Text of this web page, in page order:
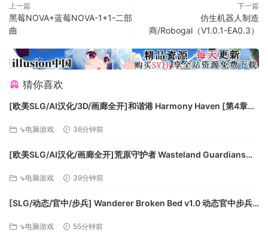
阿丽雅王国・拉拉公主。
世界，一个每个人都能够快乐地生活的世界。
血地道出正统理论，令周围的人惊讶不已。
上一篇
黑莓NOVA+蓝莓NOVA-1+1-二部
曲
下一篇
仿生机器人制造
商/Robogal（V1.0.1-EA0.3）
猜你喜欢
[欧美SLG/AI汉化/3D/画廊全开]和谐港 Harmony Haven [第4章
⇘电脑游戏 36分钟前
[欧美SLG/AI汉化/画廊全开]荒原守护者 Wasteland Guardians
⇘电脑游戏 39分钟前
[SLG/动态/官中/步兵] Wanderer Broken Bed v1.0 动态官中步兵
⇘电脑游戏 55分钟前